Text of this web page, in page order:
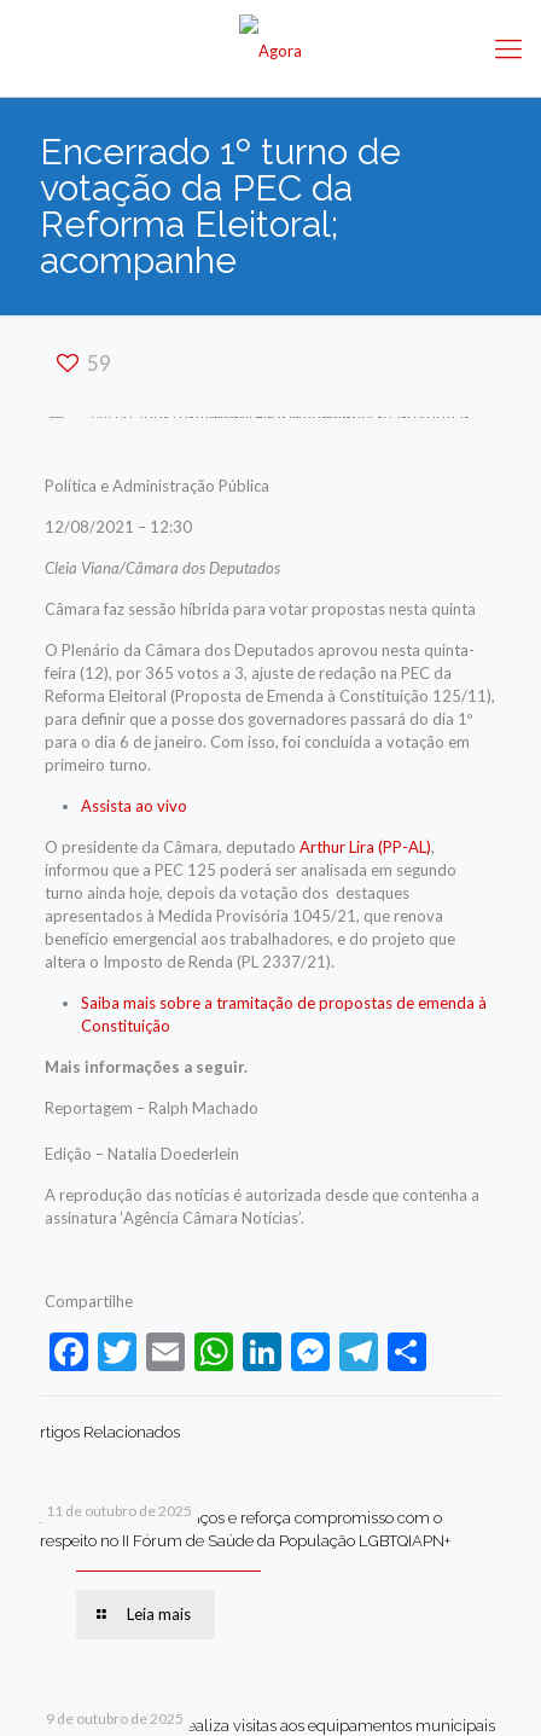
Encerrado 1º turno de
votação da PEC da
Reforma Eleitoral;
acompanhe
59
Política e Administração Pública
12/08/2021 – 12:30
Cleia Viana/Câmara dos Deputados
Câmara faz sessão híbrida para votar propostas nesta quinta
O Plenário da Câmara dos Deputados aprovou nesta quinta-
feira (12), por 365 votos a 3, ajuste de redação na PEC da
Reforma Eleitoral (Proposta de Emenda à Constituição 125/11),
para definir que a posse dos governadores passará do dia 1º
para o dia 6 de janeiro. Com isso, foi concluída a votação em
primeiro turno.
Assista ao vivo
O presidente da Câmara, deputado Arthur Lira (PP-AL),
informou que a PEC 125 poderá ser analisada em segundo
turno ainda hoje, depois da votação dos destaques
apresentados à Medida Provisória 1045/21, que renova
benefício emergencial aos trabalhadores, e do projeto que
altera o Imposto de Renda (PL 2337/21).
Saiba mais sobre a tramitação de propostas de emenda à
Constituição
Mais informações a seguir.
Reportagem – Ralph Machado
Edição – Natalia Doederlein
A reprodução das notícias é autorizada desde que contenha a
assinatura ‘Agência Câmara Notícias’.
Compartilhe
Facebook
Twitter
EmailWhatsApp
LinkedIn
Messenger
Telegram
Share
rtigos Relacionados
11 de outubro de 2025
Jaboatão celebra avanços e reforça compromisso com o
respeito no II Fórum de Saúde da População LGBTQIAPN+
Leia mais
9 de outubro de 2025
Van dos secretários realiza visitas aos equipamentos municipais